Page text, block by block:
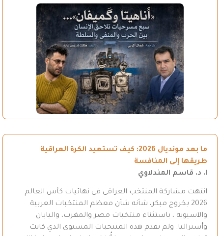
ما بعد مونديال 2026: كيف تستعيد الكرة العراقية
طريقها إلى المنافسة
ا. د. قاسم المندلاوي
انتهت مشاركة المنتخب العراقي في نهائيات كأس العالم
2026 بخروج مبكر، شأنه شأن معظم المنتخبات العربية
والآسيوية ، باستثناء منتخبات مصر والمغرب، واليابان
وأستراليا. ولم تقدم هذه المنتخبات المستوى الذي كانت